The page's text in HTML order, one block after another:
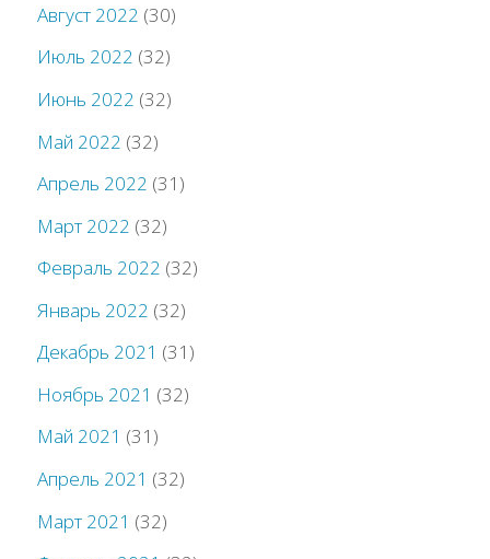
Август 2022 (30)
Июль 2022 (32)
Июнь 2022 (32)
Май 2022 (32)
Апрель 2022 (31)
Март 2022 (32)
Февраль 2022 (32)
Январь 2022 (32)
Декабрь 2021 (31)
Ноябрь 2021 (32)
Май 2021 (31)
Апрель 2021 (32)
Март 2021 (32)